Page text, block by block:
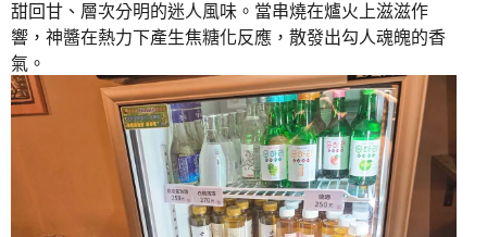
甜回甘、層次分明的迷人風味。當串燒在爐火上滋滋作
響，神醬在熱力下產生焦糖化反應，散發出勾人魂魄的香
氣。